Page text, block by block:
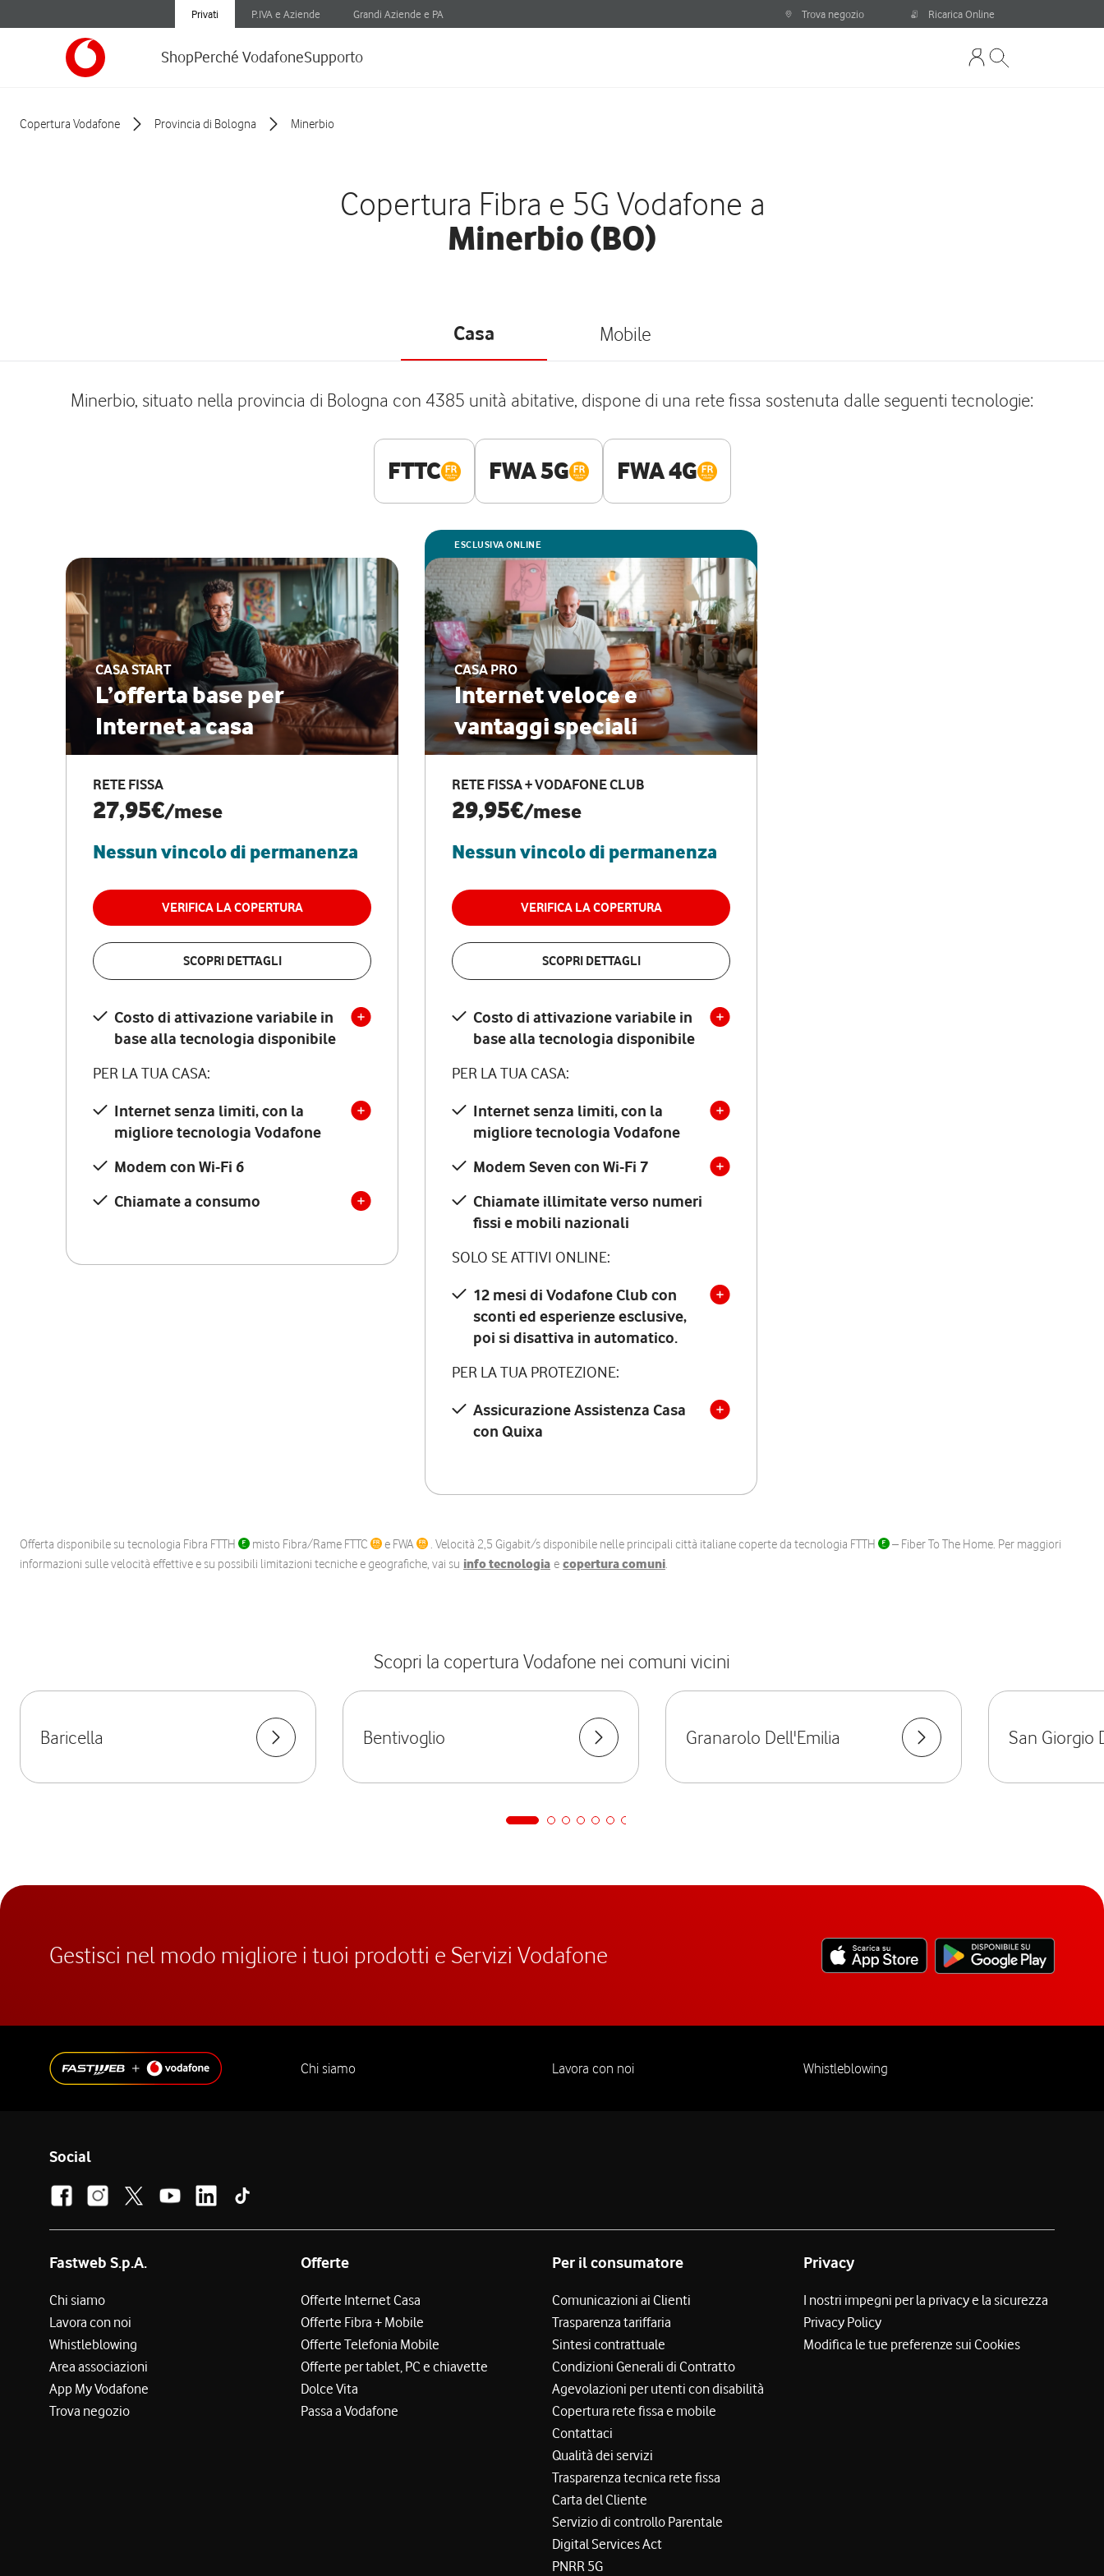
Privati P.IVA e Aziende Grandi Aziende e PA Trova negozio Ricarica Online
ShopPerché VodafoneSupporto
Copertura Vodafone Provincia di Bologna Minerbio
Copertura Fibra e 5G Vodafone a
Minerbio (BO)
Casa Mobile
Minerbio, situato nella provincia di Bologna con 4385 unità abitative, dispone di una rete fissa sostenuta dalle seguenti tecnologie:
FTTC FWA 5G FWA 4G
CASA START
L’offerta base per
Internet a casa
RETE FISSA
27,95€/mese
Nessun vincolo di permanenza
VERIFICA LA COPERTURA
SCOPRI DETTAGLI
Costo di attivazione variabile in
base alla tecnologia disponibile
PER LA TUA CASA:
Internet senza limiti, con la
migliore tecnologia Vodafone
Modem con Wi-Fi 6
Chiamate a consumo
ESCLUSIVA ONLINE
CASA PRO
Internet veloce e
vantaggi speciali
RETE FISSA + VODAFONE CLUB
29,95€/mese
Nessun vincolo di permanenza
VERIFICA LA COPERTURA
SCOPRI DETTAGLI
Costo di attivazione variabile in
base alla tecnologia disponibile
PER LA TUA CASA:
Internet senza limiti, con la
migliore tecnologia Vodafone
Modem Seven con Wi-Fi 7
Chiamate illimitate verso numeri
fissi e mobili nazionali
SOLO SE ATTIVI ONLINE:
12 mesi di Vodafone Club con
sconti ed esperienze esclusive,
poi si disattiva in automatico.
PER LA TUA PROTEZIONE:
Assicurazione Assistenza Casa
con Quixa
Offerta disponibile su tecnologia Fibra FTTH misto Fibra/Rame FTTC e FWA . Velocità 2,5 Gigabit/s disponibile nelle principali città italiane coperte da tecnologia FTTH
– Fiber To The Home. Per maggiori
informazioni sulle velocità effettive e su possibili limitazioni tecniche e geografiche, vai su info tecnologia e copertura comuni.
Scopri la copertura Vodafone nei comuni vicini
Baricella Bentivoglio Granarolo Dell'Emilia San Giorgio
Gestisci nel modo migliore i tuoi prodotti e Servizi Vodafone
Chi siamo Lavora con noi Whistleblowing
Social
Fastweb S.p.A.
Chi siamo
Lavora con noi
Whistleblowing
Area associazioni
App My Vodafone
Trova negozio
Offerte
Offerte Internet Casa
Offerte Fibra + Mobile
Offerte Telefonia Mobile
Offerte per tablet, PC e chiavette
Dolce Vita
Passa a Vodafone
Per il consumatore
Comunicazioni ai Clienti
Trasparenza tariffaria
Sintesi contrattuale
Condizioni Generali di Contratto
Agevolazioni per utenti con disabilità
Copertura rete fissa e mobile
Contattaci
Qualità dei servizi
Trasparenza tecnica rete fissa
Carta del Cliente
Servizio di controllo Parentale
Digital Services Act
PNRR 5G
Privacy
I nostri impegni per la privacy e la sicurezza
Privacy Policy
Modifica le tue preferenze sui Cookies